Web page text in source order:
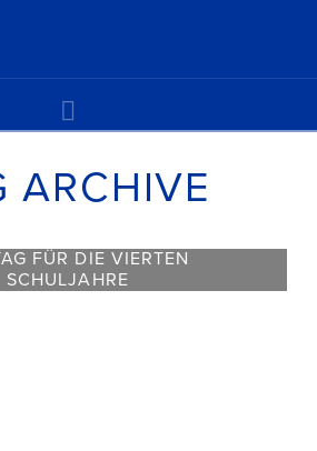
ARCHIVE
FÜR DIE VIERTEN
SCHULJAHRE